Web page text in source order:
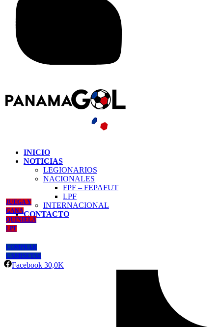
INICIO
NOTICIAS
LEGIONARIOS
NACIONALES
FPF – FEPAFUT
LPF
INTERNACIONAL
CONTACTO
JUEGA Y
GANA
QUINIELA
LPF
COMPRAR
CAMISETAS
Facebook 30,0K